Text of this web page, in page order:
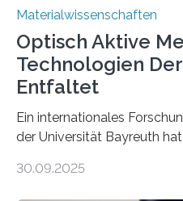
Materialwissenschaften
Optisch Aktive
Technologien
Entfaltet
Ein internationales
der Universität Bayreuth
Dadurch ist es in der Lage,
30.09.2025